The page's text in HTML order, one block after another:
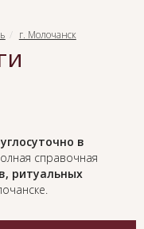
г. Молочанск
в
справочная
ритуальных